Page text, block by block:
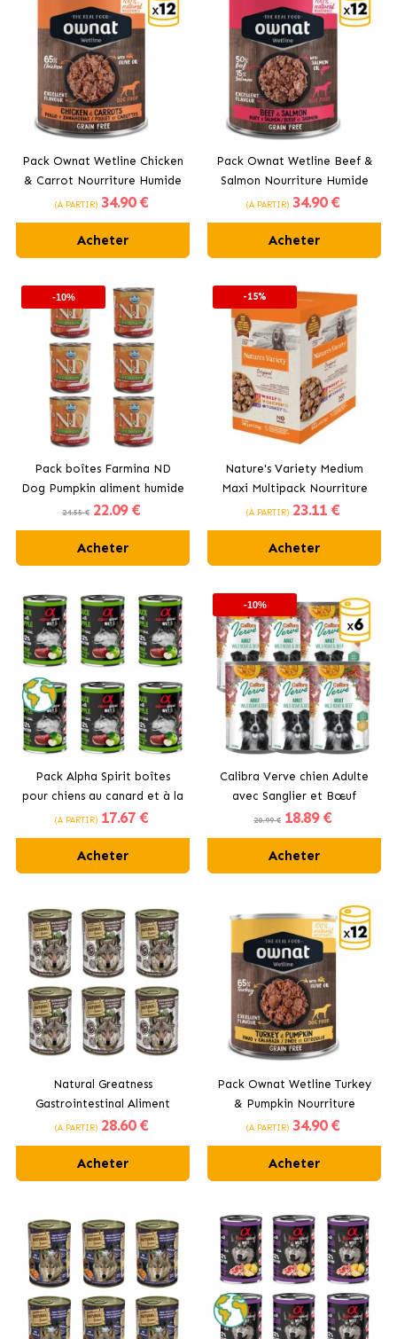
Pack Ownat Wetline Chicken
& Carrot Nourriture Humide
Pour Chiens au Poulet
(À PARTIR) 34.90 €
Acheter
Pack Ownat Wetline Beef &
Salmon Nourriture Humide
Pour Chiens au Bœuf et au
(À PARTIR) 34.90 €
Acheter
-10%
Pack boîtes Farmina ND
Dog Pumpkin aliment humide
pour chiens au poulet
24.55 € 22.09 €
Acheter
-15%
Nature's Variety Medium
Maxi Multipack Nourriture
Humide pour Chiens avec
(À PARTIR) 23.11 €
Acheter
Pack Alpha Spirit boîtes
pour chiens au canard et à la
pomme
(À PARTIR) 17.67 €
Acheter
-10%
Calibra Verve chien Adulte
avec Sanglier et Bœuf
20.99 € 18.89 €
Acheter
Natural Greatness
Gastrointestinal Aliment
Humide pour Chiens Adultes
(À PARTIR) 28.60 €
Acheter
Pack Ownat Wetline Turkey
& Pumpkin Nourriture
Humide Pour Chiens à la
(À PARTIR) 34.90 €
Acheter